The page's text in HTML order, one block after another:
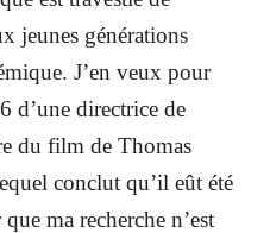
jeunes générations
J’en veux pour
d’une directrice de
du film de Thomas
conclut qu’il eût été
ma recherche n’est